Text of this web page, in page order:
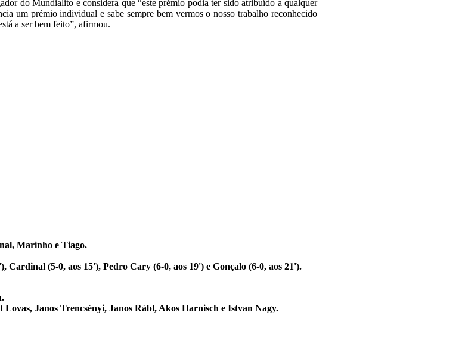
do Mundialito e considera que “este prémio podia ter sido atribuído a qualquer
um prémio individual e sabe sempre bem vermos o nosso trabalho reconhecido
a ser bem feito”, afirmou.
Marinho e Tiago.
Cardinal (5-0, aos 15'), Pedro Cary (6-0, aos 19') e Gonçalo (6-0, aos 21').
Janos Trencsényi, Janos Rábl, Akos Harnisch e Istvan Nagy.